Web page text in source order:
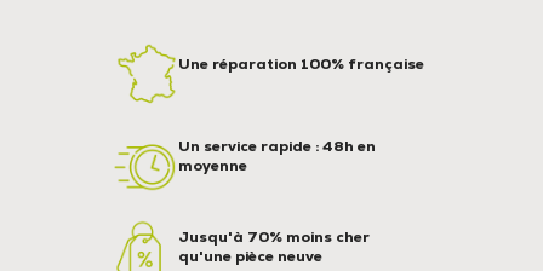
Une réparation 100% française
Un service rapide : 48h en
moyenne
Jusqu'à 70% moins cher
qu'une pièce neuve